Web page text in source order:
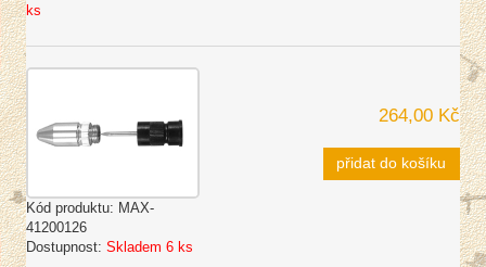
ks
Kód produktu: MAX-
41200126
Dostupnost: Skladem 6 ks
264,00 Kč
přidat do košíku